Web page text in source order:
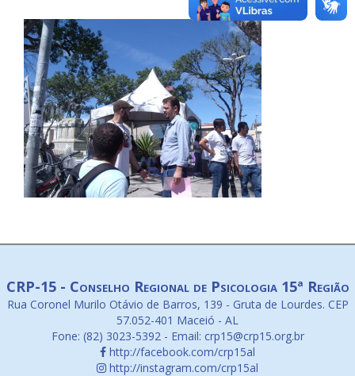
CRP-15 - Conselho Regional de Psicologia 15ª Região
Rua Coronel Murilo Otávio de Barros, 139 - Gruta de Lourdes. CEP
57.052-401 Maceió - AL
Fone: (82) 3023-5392 - Email: crp15@crp15.org.br
http://facebook.com/crp15al
http://instagram.com/crp15al